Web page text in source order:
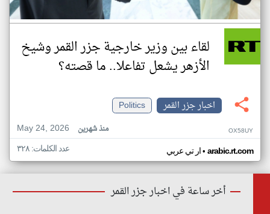
لقاء بين وزير خارجية جزر القمر وشيخ
الأزهر يشعل تفاعلا.. ما قصته؟
اخبار جزر القمر
Politics
May 24, 2026
منذ شهرين OX58UY
ار تي عربي• arabic.rt.com عدد الكلمات: ٣٢٨
أخر ساعة في اخبار جزر القمر